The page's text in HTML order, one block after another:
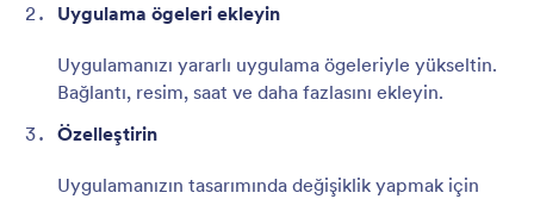
Uygulama ögeleri ekleyin
Uygulamanızı yararlı uygulama ögeleriyle yükseltin.
Bağlantı, resim, saat ve daha fazlasını ekleyin.
Özelleştirin
Uygulamanızın tasarımında değişiklik yapmak için